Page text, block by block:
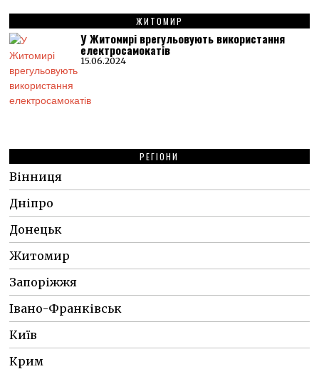
ЖИТОМИР
У Житомирі врегульовують використання
електросамокатів
15.06.2024
РЕГІОНИ
Вінниця
Дніпро
Донецьк
Житомир
Запоріжжя
Івано-Франківськ
Київ
Крим